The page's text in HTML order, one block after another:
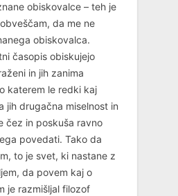
obiskovalce – teh je
da me ne
obiskovalca.
časopis obiskujejo
in jih zanima
katerem le redki kaj
jih drugačna miselnost in
čez in poskuša ravno
povedati. Tako da
to je svet, ki nastane z
da povem kaj o
je razmišljal filozof